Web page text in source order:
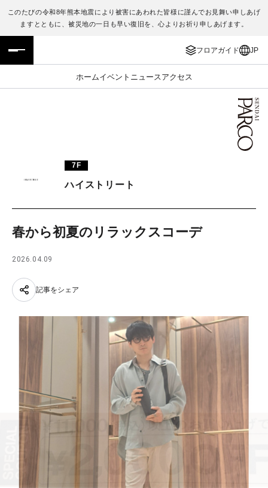
このたびの令和8年熊本地震により被害にあわれた皆様に謹んでお見舞い申しあげ
ますとともに、被災地の一日も早い復旧を、心よりお祈り申しあげます。
フロアガイド JP
ホームイベント ニュース アクセス
フロアガイド
施設案内・アクセス
TAX FREE
ENGLISH
繁体字
日本語
7F
ハイストリート
春から初夏のリラックスコーデ
2026.04.09
記事をシェア